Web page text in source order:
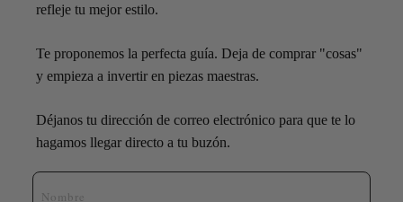
refleje tu mejor estilo.
Te proponemos la perfecta guía. Deja de comprar "cosas"
y empieza a invertir en piezas maestras.
Déjanos tu dirección de correo electrónico para que te lo
hagamos llegar directo a tu buzón.
Nombre